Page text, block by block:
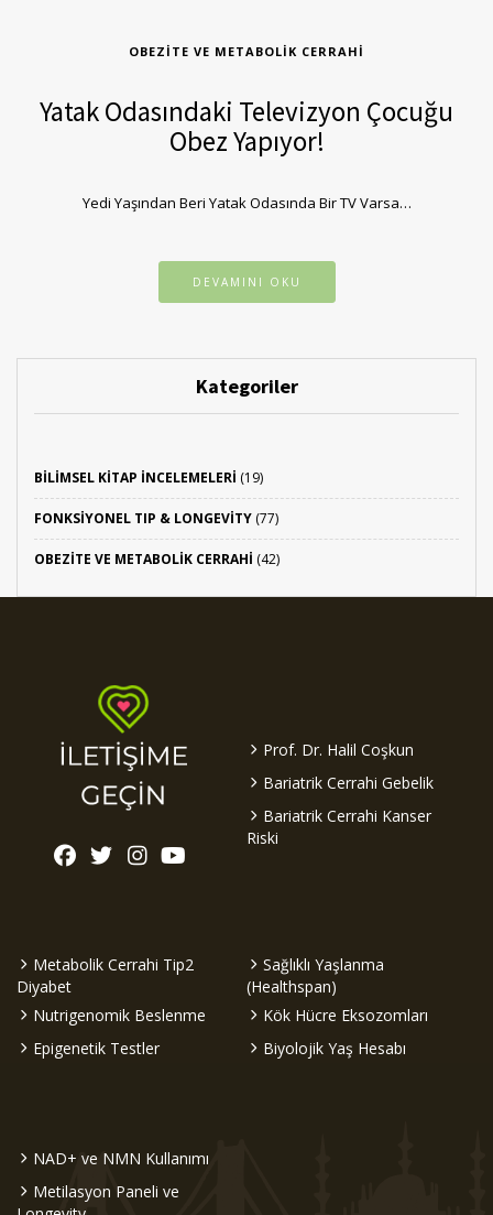
OBEZITE VE METABOLIK CERRAHI
Yatak Odasındaki Televizyon Çocuğu
Obez Yapıyor!
Yedi Yaşından Beri Yatak Odasında Bir TV Varsa…
DEVAMINI OKU
Kategoriler
BILIMSEL KITAP İNCELEMELERI (19)
FONKSIYONEL TIP & LONGEVITY (77)
OBEZITE VE METABOLIK CERRAHI (42)
Prof. Dr. Halil Coşkun
Bariatrik Cerrahi Gebelik
Bariatrik Cerrahi Kanser
Riski
Metabolik Cerrahi Tip2
Diyabet
Nutrigenomik Beslenme
Epigenetik Testler
Sağlıklı Yaşlanma
(Healthspan)
Kök Hücre Eksozomları
Biyolojik Yaş Hesabı
NAD+ ve NMN Kullanımı
Metilasyon Paneli ve